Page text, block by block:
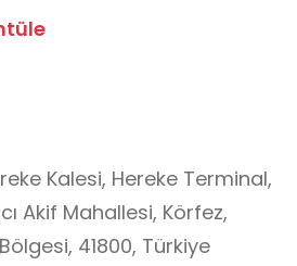
’ne de konu
proje ödülünün sahibi
tam içinde
içinde mini amfi tiyatro,
yürüyüş yolları
Kalesi, Hereke Terminal,
Akif Mahallesi, Körfez,
41800, Türkiye